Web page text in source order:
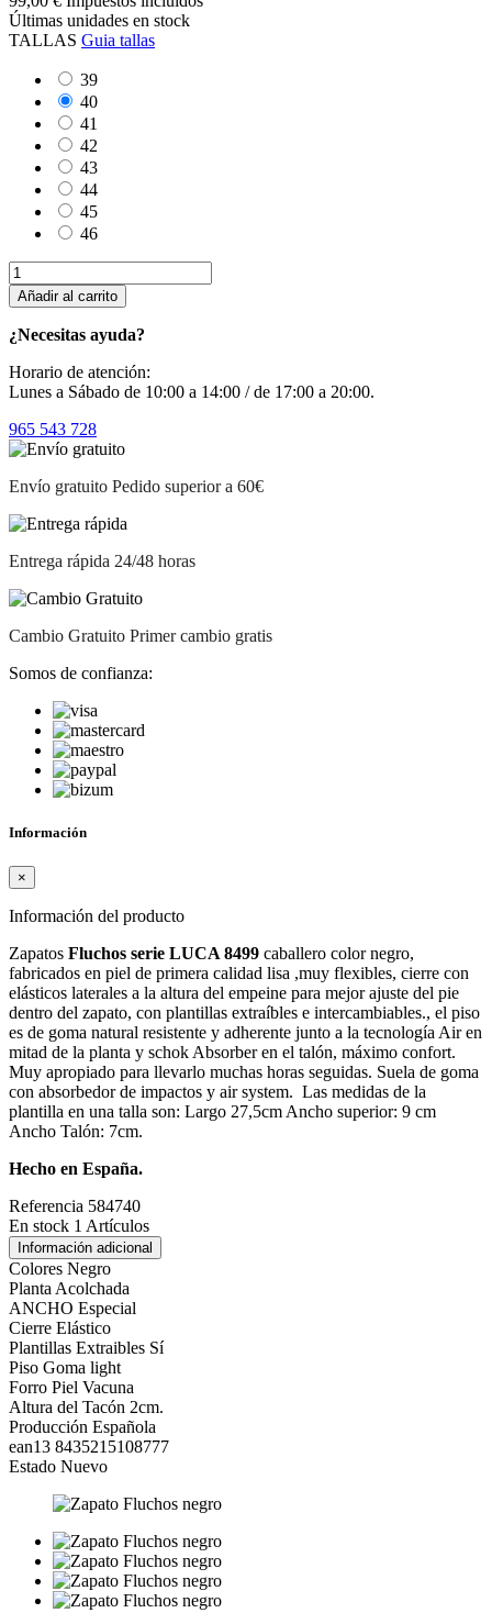
Últimas unidades en stock
TALLAS Guia tallas
39
40
41
42
43
44
45
46
Añadir al carrito
¿Necesitas ayuda?
Horario de atención:
Lunes a Sábado de 10:00 a 14:00 / de 17:00 a 20:00.
965 543 728
Envío gratuito Pedido superior a 60€
Entrega rápida 24/48 horas
Cambio Gratuito Primer cambio gratis
Somos de confianza:
Información
×
Información del producto
Zapatos Fluchos serie LUCA 8499 caballero color negro,
fabricados en piel de primera calidad lisa ,muy flexibles, cierre con
elásticos laterales a la altura del empeine para mejor ajuste del pie
dentro del zapato, con plantillas extraíbles e intercambiables., el piso
es de goma natural resistente y adherente junto a la tecnología Air en
mitad de la planta y schok Absorber en el talón, máximo confort.
Muy apropiado para llevarlo muchas horas seguidas. Suela de goma
con absorbedor de impactos y air system. Las medidas de la
plantilla en una talla son: Largo 27,5cm Ancho superior: 9 cm
Ancho Talón: 7cm.
Hecho en España.
Referencia 584740
En stock 1 Artículos
Información adicional
Colores Negro
Planta Acolchada
ANCHO Especial
Cierre Elástico
Plantillas Extraibles Sí
Piso Goma light
Forro Piel Vacuna
Altura del Tacón 2cm.
Producción Española
ean13 8435215108777
Estado Nuevo